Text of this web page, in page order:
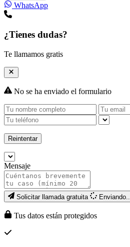
WhatsApp
¿Tienes dudas?
Te llamamos gratis
No se ha enviado el formulario
Reintentar
Mensaje
Solicitar llamada gratuita Enviando...
Tus datos están protegidos